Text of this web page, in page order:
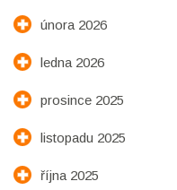
února 2026
ledna 2026
prosince 2025
listopadu 2025
října 2025